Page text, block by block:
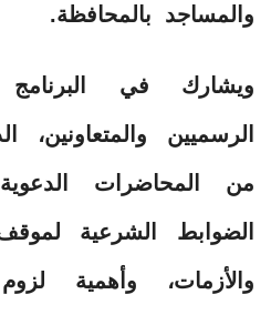
والمساجد بالمحافظة.
ويشارك في
الرسميين
من المحاضرات
الضوابط الشرعية
والأزمات، وأهمية